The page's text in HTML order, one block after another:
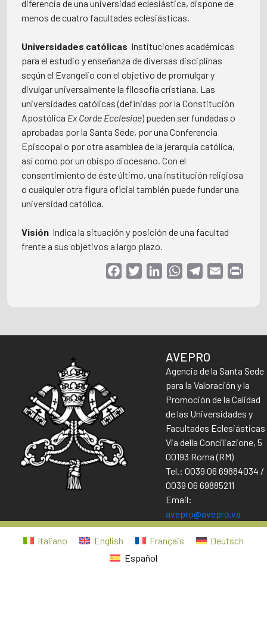
diferencia de una universidad eclesiástica, dispone de
menos de cuatro facultades eclesiásticas.
Universidades católicas  Instituciones académicas
para el estudio y enseñanza de diversas disciplinas
según el Evangelio con el objetivo de promulgar y
divulgar universalmente la filosofía cristiana. Las
universidades católicas (definidas por la Constitución
Apostólica Ex Corde Ecclesiae) pueden ser fundadas o
aprobadas por la Santa Sede, por una Conferencia
Episcopal o por otra asamblea de la jerarquía católica,
así como por un obispo diocesano. Con el
consentimiento de éste último, una institución religiosa
o cualquier otra figura oficial también puede fundar una
universidad católica.
Visión  Indica la situación y posición de una facultad
frente a sus objetivos a largo plazo.
FacebookTwitterLinkedInWhatsAppTelegram
Email
AVEPRO
Agencia de la Santa Sede
para la Valoración y la
Promoción de la Calidad
de las Universidades y
Facultades Eclesiásticas
Via della Conciliazione, 5
00193 Roma (RM)
Tel.: 0039 06 69884034 /
0039 06 69885211
Email:
avepro@avepro.va
Italiano English Français
Deutsch
Español